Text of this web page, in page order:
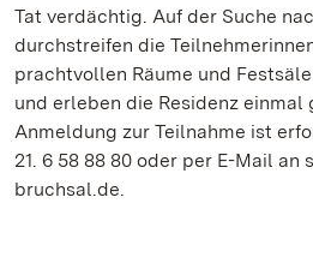
Tat verdächtig. Auf der Suche
durchstreifen die
prachtvollen Räume und
und erleben die Residenz einmal
Anmeldung zur Teilnahme ist
21. 6 58 88 80 oder per E-Mail an
bruchsal.de.